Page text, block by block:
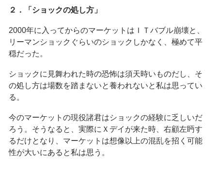
２．「ショックの処し方」
2000年に入ってからのマーケットはＩＴバブル崩壊と、
リーマンショックぐらいのショックしかなく、極めて平
穏だった。
ショックに見舞われた時の恐怖は須天時いものだし、そ
の処し方は場数を踏まないと養われないと私は思ってい
る。
今のマーケットの現役諸君はショックの経験に乏しいだ
ろう。そうなると、実際にＸデイが来た時、右顧左眄す
るだけとなり、マーケットは想像以上の混乱を招く可能
性が大いにあると私は思う。